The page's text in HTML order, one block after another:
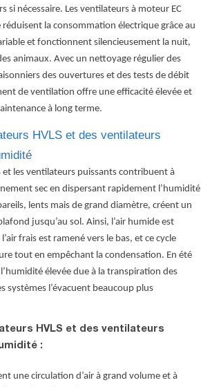
si nécessaire. Les ventilateurs à moteur EC
réduisent la consommation électrique grâce au
et fonctionnent silencieusement la nuit,
animaux. Avec un nettoyage régulier des
des ouvertures et des tests de débit
de ventilation offre une efficacité élevée et
à long terme.
HVLS et des ventilateurs
et les ventilateurs puissants contribuent à
sec en dispersant rapidement l’humidité
lents mais de grand diamètre, créent un
jusqu’au sol. Ainsi, l’air humide est
frais est ramené vers le bas, et ce cycle
tout en empêchant la condensation. En été
élevée due à la transpiration des
systèmes l’évacuent beaucoup plus
HVLS et des ventilateurs
:
une circulation d’air à grand volume et à